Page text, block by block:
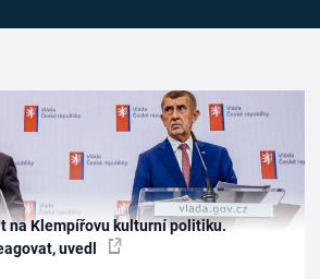
na Klempířovu kulturní politiku.
uvedl